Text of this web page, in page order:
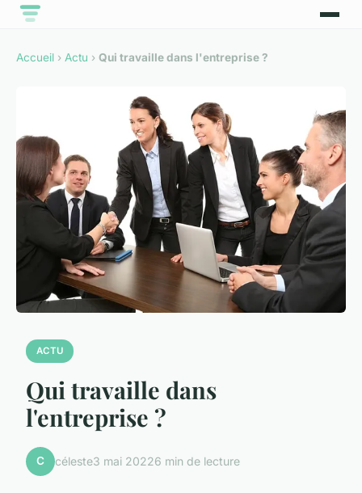
Accueil › Actu › Qui travaille dans l'entreprise ?
ACTU
Qui travaille dans
l'entreprise ?
C céleste3 mai 20226 min de lecture